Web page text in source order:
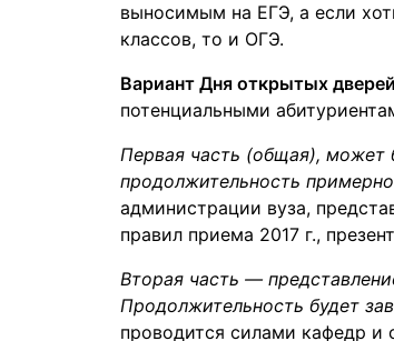
выносимым на ЕГЭ, а если
классов, то и ОГЭ.
Вариант Дня открытых дверей
потенциальными
Первая часть (общая), может
продолжительность
администрации вуза,
правил приема 2017 г.,
Вторая часть —
Продолжительность будет
проводится силами кафедр и